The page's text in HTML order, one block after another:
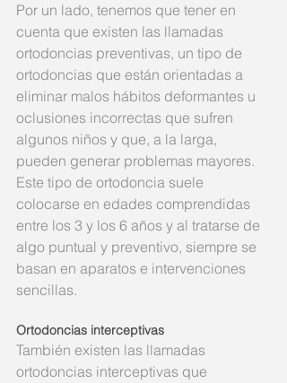
Por un lado, tenemos que tener en
cuenta que existen las llamadas
ortodoncias preventivas, un tipo de
ortodoncias que están orientadas a
eliminar malos hábitos deformantes u
oclusiones incorrectas que sufren
algunos niños y que, a la larga,
pueden generar problemas mayores.
Este tipo de ortodoncia suele
colocarse en edades comprendidas
entre los 3 y los 6 años y al tratarse de
algo puntual y preventivo, siempre se
basan en aparatos e intervenciones
sencillas.
Ortodoncias interceptivas
También existen las llamadas
ortodoncias interceptivas que